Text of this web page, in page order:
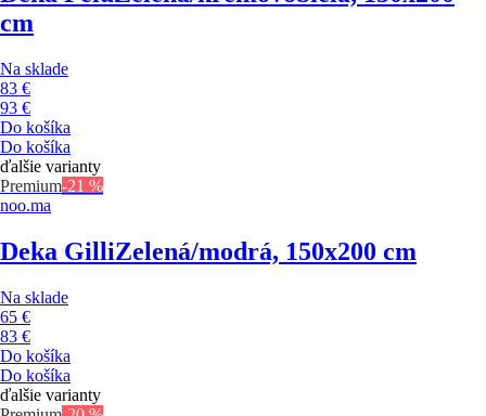
cm
Na sklade
83 €
93 €
Do košíka
Do košíka
ďalšie varianty
Premium-21 %
noo.ma
Deka GilliZelená/modrá, 150x200 cm
Na sklade
65 €
83 €
Do košíka
Do košíka
ďalšie varianty